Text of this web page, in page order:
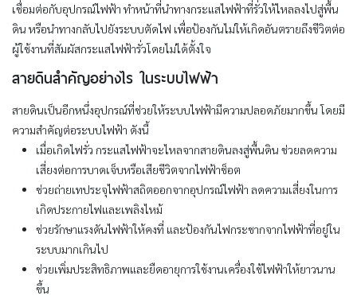
เชื่อมต่อกับอุปกรณ์ไฟฟ้า ทำหน้าที่นำทางกระแสไฟฟ้าที่รั่วให้ไหลลงไปสู่พื้น
ดิน หรือนำทางกลับไปยังระบบตัดไฟ เพื่อป้องกันไม่ให้เกิดอันตรายถึงชีวิตต่อ
ผู้ใช้งานที่สัมผัสกระแสไฟฟ้ารั่วโดยไม่ได้ตั้งใจ
สายดินสำคัญอย่างไร ในระบบไฟฟ้า
สายดินเป็นอีกหนึ่งอุปกรณ์ที่ช่วยให้ระบบไฟฟ้ามีความปลอดภัยมากขึ้น โดยมี
ความสำคัญต่อระบบไฟฟ้า ดังนี้
เมื่อเกิดไฟรั่ว กระแสไฟฟ้าจะไหลจากสายดินลงสู่พื้นดิน ช่วยลดความ
เสี่ยงต่อการบาดเจ็บหรือเสียชีวิตจากไฟฟ้าช็อต
ช่วยถ่ายเทประจุไฟฟ้าสถิตออกจากอุปกรณ์ไฟฟ้า ลดความเสี่ยงในการ
เกิดประกายไฟและเพลิงไหม้
ช่วยรักษาแรงดันไฟฟ้าให้คงที่ และป้องกันไฟกระชากจากไฟฟ้าที่อยู่ใน
ระบบมากเกินไป
ช่วยเพิ่มประสิทธิภาพและยืดอายุการใช้งานเครื่องใช้ไฟฟ้าให้ยาวนาน
ขึ้น